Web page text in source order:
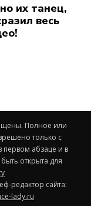
их танец,
весь
Полное или
только с
первом абзаце и в
открыта для
редактор сайта:
lady.ru